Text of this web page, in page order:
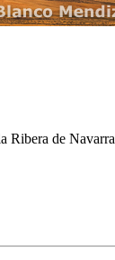
Ribera de Navarra